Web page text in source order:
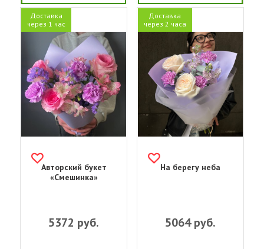
Доставка
через 1 час
Авторский букет
«Смешинка»
5372 руб.
Доставка
через 2 часа
На берегу неба
5064руб.